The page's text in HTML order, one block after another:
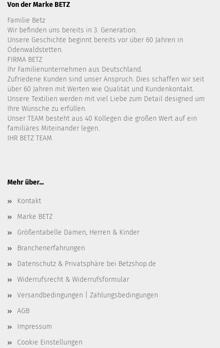
Von der Marke BETZ
Familie Betz
Wir befinden uns bereits in 3. Generation.
Unsere Geschichte beginnt bereits vor über 60 Jahren in
Ödenwaldstetten.
FIRMA BETZ
Ihr Familienunternehmen aus Deutschland.
Zufriedene Kunden sind unser Anspruch. Dies schaffen wir seit
über 60 Jahren mit Werten wie Qualität und Kundenkontakt.
Unsere Textilien werden mit viel Liebe zum Detail designed um
Ihre Wünsche zu erfüllen.
Unser TEAM besteht aus 40 Kollegen die großen Wert auf ein
familiäres Miteinander legen.
IHR BETZ TEAM
Mehr über...
Kontakt
Marke BETZ
Größentabelle Damen, Herren & Kinder
Branchenerfahrungen
Datenschutz & Privatsphäre bei Betzshop.de
Widerrufsrecht & Widerrufsformular
Versandbedingungen | Zahlungsbedingungen
AGB
Impressum
Cookie Einstellungen